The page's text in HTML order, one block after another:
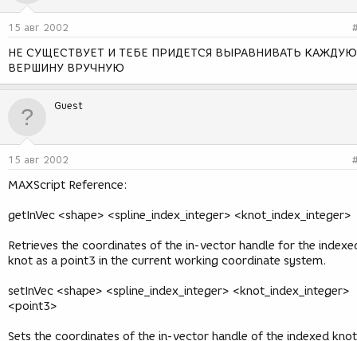
15 авг 2002
НЕ СУЩЕСТВУЕТ И ТЕБЕ ПРИДЕТСЯ ВЫРАВНИВАТЬ КАЖДУЮ
ВЕРШИНУ ВРУЧНУЮ
Guest
15 авг 2002
MAXScript Reference:
getInVec <shape> <spline_index_integer> <knot_index_integer>
Retrieves the coordinates of the in-vector handle for the
knot as a point3 in the current working coordinate system.
setInVec <shape> <spline_index_integer> <knot_index_integer>
<point3>
Sets the coordinates of the in-vector handle of the indexed